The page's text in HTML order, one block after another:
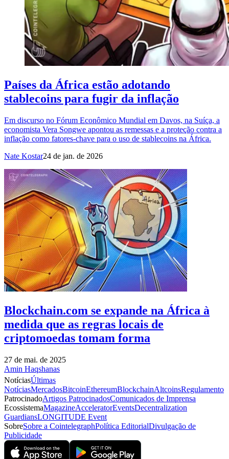
Países da África estão adotando
stablecoins para fugir da inflação
Em discurso no Fórum Econômico Mundial em Davos, na Suíça, a
economista Vera Songwe apontou as remessas e a proteção contra a
inflação como fatores-chave para o uso de stablecoins na África.
Nate Kostar24 de jan. de 2026
Blockchain.com se expande na África à
medida que as regras locais de
criptomoedas tomam forma
27 de mai. de 2025
Amin Haqshanas
NotíciasÚltimas
NotíciasMercadosBitcoinEthereumBlockchainAltcoinsRegulamento
PatrocinadoArtigos PatrocinadosComunicados de Imprensa
EcossistemaMagazineAcceleratorEventsDecentralization
GuardiansLONGITUDE Event
SobreSobre a CointelegraphPolítica EditorialDivulgação de
Publicidade